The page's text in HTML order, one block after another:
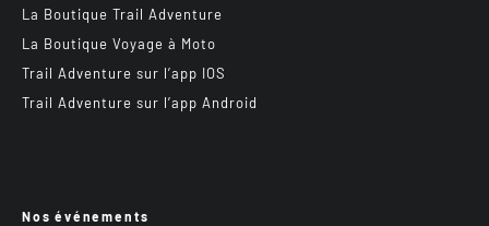
La Boutique Trail Adventure
La Boutique Voyage à Moto
Trail Adventure sur l’app IOS
Trail Adventure sur l’app Android
Nos événements